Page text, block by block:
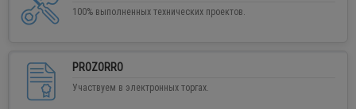
100% выполненных технических проектов.
PROZORRO
Участвуем в электронных торгах.